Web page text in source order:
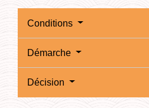
Conditions
Démarche
Décision